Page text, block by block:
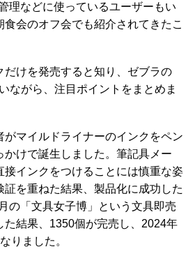
理などに使っているユーザーもい
食会のオフ会でも紹介されてきたこ
だけを発売すると知り、ゼブラの
ながら、注目ポイントをまとめま
がマイルドライナーのインクをペン
かけで誕生しました。筆記具メー
接インクをつけることには慎重な姿
を重ねた結果、製品化に成功した
の「文具女子博」という文具即売
た結果、1350個が完売し、2024年
りました。